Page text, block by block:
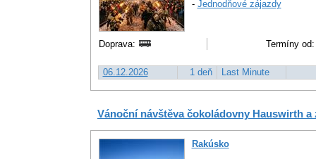
- Jednodňové zájazdy
Doprava: Termíny
06.12.2026 1 deň Last Minute
Vánoční návštěva čokoládovny Hauswirth a
Rakúsko